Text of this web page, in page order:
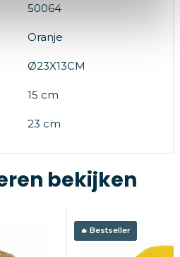
50064
Oranje
Ø23X13CM
15 cm
23 cm
bekijken
Bestseller